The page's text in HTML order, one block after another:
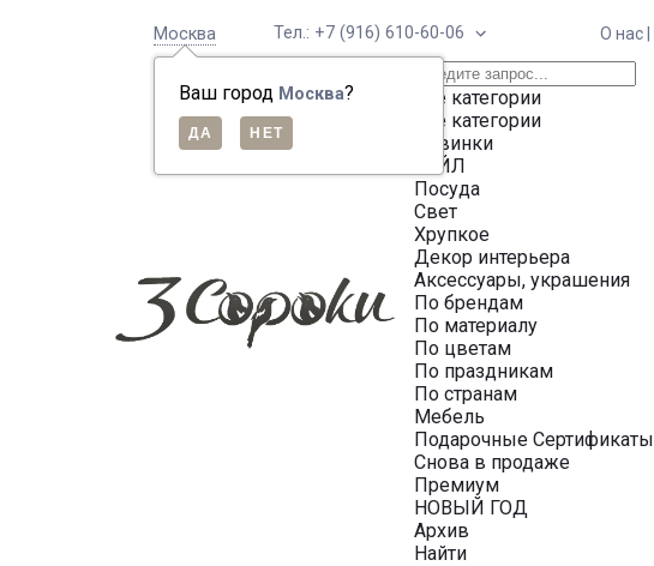
Москва
Ваш город Москва?
Тел.: +7 (916) 610-60-06 О нас |
Все категории
Все категории
Новинки
СЕЙЛ
Посуда
Свет
Хрупкое
Декор интерьера
Аксессуары, украшения
По брендам
По материалу
По цветам
По праздникам
По странам
Мебель
Подарочные Сертификаты
Снова в продаже
Премиум
НОВЫЙ ГОД
Архив
Найти